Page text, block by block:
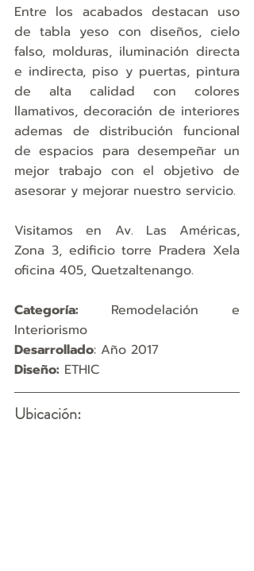
Entre los acabados destacan uso
de tabla yeso con diseños, cielo
falso, molduras, iluminación directa
e indirecta, piso y puertas, pintura
de alta calidad con colores
llamativos, decoración de interiores
ademas de distribución funcional
de espacios para desempeñar un
mejor trabajo con el objetivo de
Visitamos en Av. Las Américas,
Zona 3, edificio torre Pradera Xela
oficina 405, Quetzaltenango.
Categoría: Remodelación e
Interiorismo
Desarrollado: Año 2017
Diseño: ETHIC
Ubicación: